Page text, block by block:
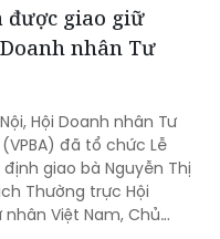
hướng phát triển
an toàn sinh
chủ động và bền
Hội Doanh nhân Tư
đã tổ chức Lễ
giao bà Nguyễn Thị
Thường trực Hội
nhân Việt Nam, Chủ
giữ chức vụ Quyền
nhân Tư nhân Việt
sản xuất, chế tạo